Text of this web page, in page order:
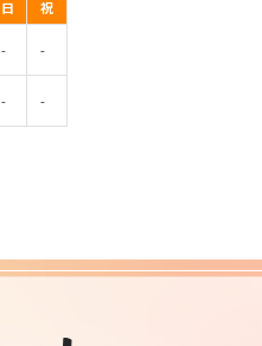
日 祝
- -
- -